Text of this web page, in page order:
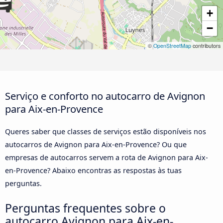
+
−
©OpenStreetMap contributors
Serviço e conforto no autocarro de Avignon
para Aix-en-Provence
Queres saber que classes de serviços estão disponíveis nos
autocarros de Avignon para Aix-en-Provence? Ou que
empresas de autocarros servem a rota de Avignon para Aix-
en-Provence? Abaixo encontras as respostas às tuas
perguntas.
Perguntas frequentes sobre o